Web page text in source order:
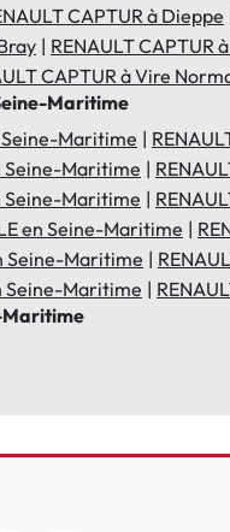
CAPTUR à Dieppe
RENAULT CAPTUR
CAPTUR à Vire
Maritime
Seine-Maritime
Seine-Maritime
Seine-Maritime
en Seine-Maritime
Seine-Maritime
Seine-Maritime
Maritime